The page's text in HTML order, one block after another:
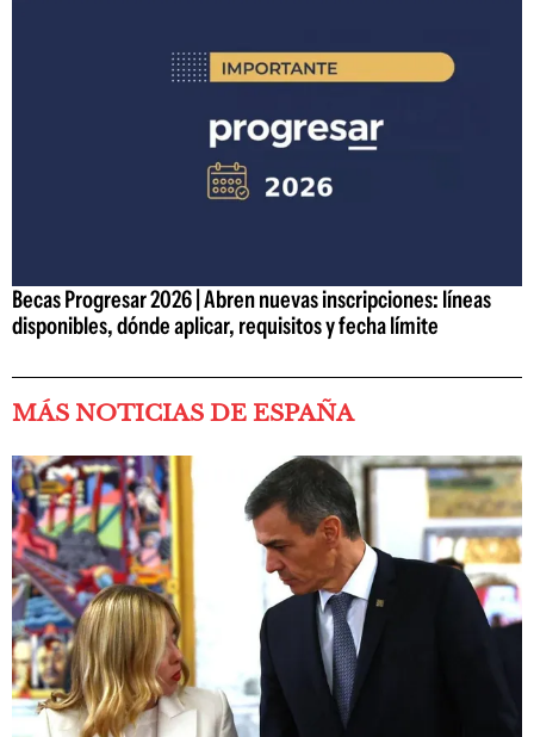
Becas Progresar 2026 | Abren nuevas inscripciones: líneas
disponibles, dónde aplicar, requisitos y fecha límite
MÁS NOTICIAS DE ESPAÑA